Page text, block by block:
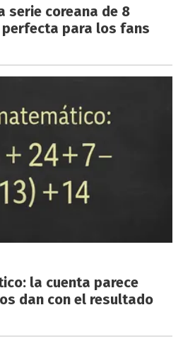
serie coreana de 8
para los fans
la cuenta parece
dan con el resultado